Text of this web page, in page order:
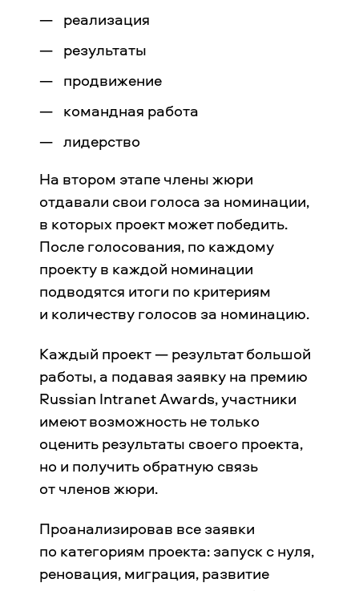
реализация
результаты
продвижение
командная работа
лидерство
На втором этапе члены жюри
отдавали свои голоса за номинации,
в которых проект может победить.
После голосования, по каждому
проекту в каждой номинации
подводятся итоги по критериям
и количеству голосов за номинацию.
Каждый проект — результат большой
работы, а подавая заявку на премию
Russian Intranet Awards, участники
имеют возможность не только
оценить результаты своего проекта,
но и получить обратную связь
от членов жюри.
Проанализировав все заявки
по категориям проекта: запуск с нуля,
реновация, миграция, развитие